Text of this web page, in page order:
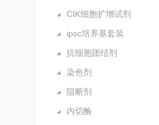
CIK细胞扩增试剂
ipsc培养基套装
抗细胞团结剂
染色剂
阻断剂
内切酶